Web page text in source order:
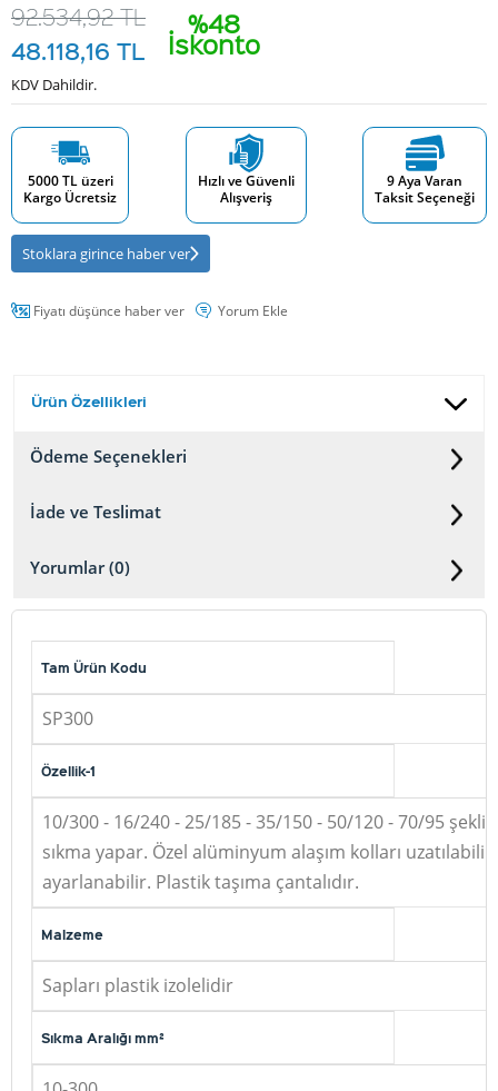
%48
İskonto
92.534,92TL
48.118,16 TL
KDV Dahildir.
5000 TL üzeri
Kargo Ücretsiz
Hızlı ve Güvenli
Alışveriş
9 Aya Varan
Taksit Seçeneği
Stoklara girince haber ver
Fiyatı düşünce haber ver Yorum Ekle
Ürün Özellikleri
Ödeme Seçenekleri
İade ve Teslimat
Yorumlar (0)
Tam Ürün Kodu
SP300
Özellik-1
10/300 - 16/240 - 25/185 - 35/150 - 50/120 - 70/95
sıkma yapar. Özel alüminyum alaşım kolları uzatılabilir
ayarlanabilir. Plastik taşıma çantalıdır.
Malzeme
Sapları plastik izolelidir
Sıkma Aralığı mm²